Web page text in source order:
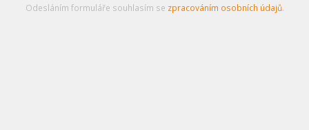
Odesláním formuláře souhlasím se zpracováním osobních údajů.